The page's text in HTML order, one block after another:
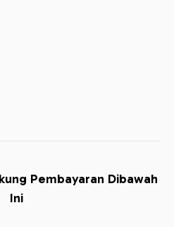
Pembayaran Dibawah
Ini